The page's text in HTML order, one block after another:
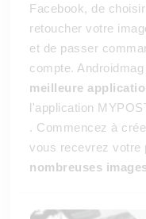
Facebook, de
retoucher votre
et de passer
compte.
meilleure
l'application
. Commencez à
vous recevrez votre
nombreuses